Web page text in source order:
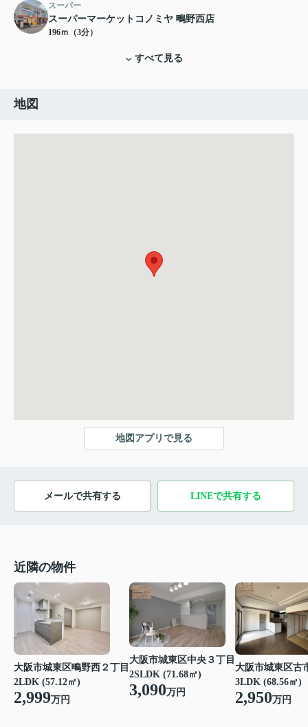
スーパー
スーパーマーケットコノミヤ 鴫野西店
196ｍ（3分）
すべて見る
地図
地図アプリで見る
メールで共有する LINEで共有する
近隣の物件
大阪市城東区鴫野西２丁目
2LDK (57.12㎡)
2,999万円
大阪市城東区中央３丁目
2SLDK (71.68㎡)
3,090万円
大阪市城東区古
3LDK (68.56㎡)
2,950万円